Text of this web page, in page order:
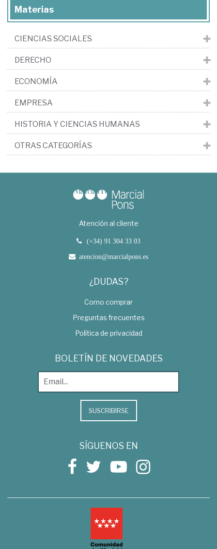
Materias
CIENCIAS SOCIALES
DERECHO
ECONOMÍA
EMPRESA
HISTORIA Y CIENCIAS HUMANAS
OTRAS CATEGORÍAS
Atención al cliente
(+34) 91 304 33 03
atencion@marcialpons.es
¿DUDAS?
Como comprar
Preguntas frecuentes
Política de privacidad
BOLETÍN DE NOVEDADES
SUSCRIBIRSE
SÍGUENOS EN